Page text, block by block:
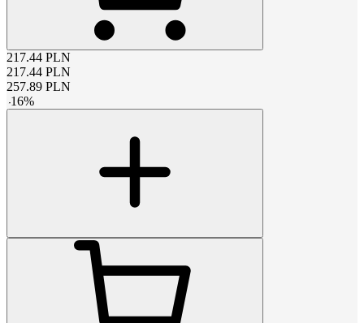
217.44 PLN
217.44 PLN
257.89 PLN
-16%